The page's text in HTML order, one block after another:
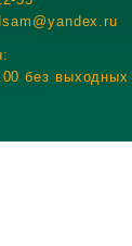
без выходных